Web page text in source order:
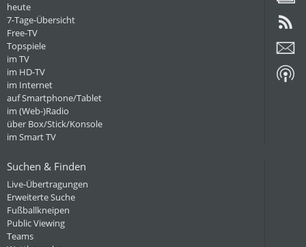
heute
7-Tage-Übersicht
Free-TV
Topspiele
im TV
im HD-TV
im Internet
auf Smartphone/Tablet
im (Web-)Radio
über Box/Stick/Konsole
im Smart TV
Suchen & Finden
Live-Übertragungen
Erweiterte Suche
Fußballkneipen
Public Viewing
Teams